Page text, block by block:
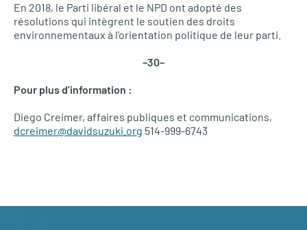
En 2018, le Parti libéral et le NPD ont adopté des
résolutions qui intègrent le soutien des droits
environnementaux à l’orientation politique de leur parti.
–30–
Pour plus d’information :
Diego Creimer, affaires publiques et communications,
dcreimer@davidsuzuki.org 514-999-6743